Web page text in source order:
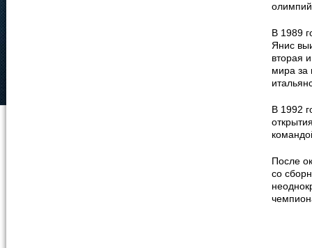
В 1989
Янис
вторая
мира за
В 1992
После
со